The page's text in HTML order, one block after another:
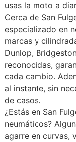
usas la moto a
Cerca de San
especializado en
marcas y
Dunlop,
reconocidas,
cada cambio.
al instante, sin
de casos.
¿Estás en San
neumáticos?
agarre en curvas,